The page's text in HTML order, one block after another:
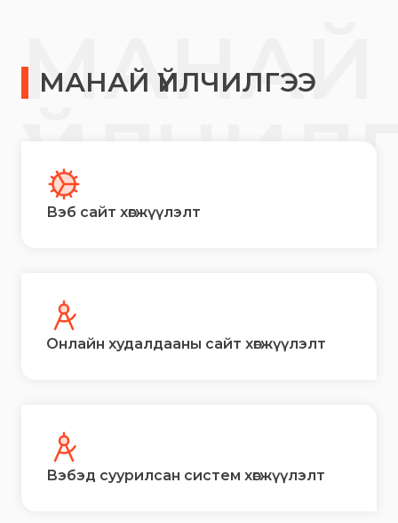
МАНАЙ ҮЙЛЧИЛГЭЭ
МАНАЙ
Вэб сайт хөгжүүлэлт
Онлайн худалдааны сайт хөгжүүлэлт
Вэбэд суурилсан систем хөгжүүлэлт